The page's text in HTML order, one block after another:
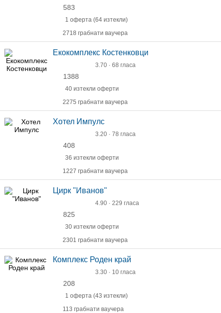
583
1 оферта (64 изтекли)
2718 грабнати ваучера
Екокомплекс Костенковци
3.70 · 68 гласа
1388
40 изтекли оферти
2275 грабнати ваучера
Хотел Импулс
3.20 · 78 гласа
408
36 изтекли оферти
1227 грабнати ваучера
Цирк "Иванов"
4.90 · 229 гласа
825
30 изтекли оферти
2301 грабнати ваучера
Комплекс Роден край
3.30 · 10 гласа
208
1 оферта (43 изтекли)
113 грабнати ваучера